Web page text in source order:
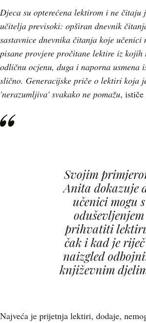
Djeca su opterećena lektirom i ne čitaju
učitelja previsoki: opširan dnevnik
sastavnice dnevnika čitanja koje učenici
pisane provjere pročitane lektire iz kojih
odličnu ocjenu, duga i naporna usmena
slično. Generacijske priče o lektiri koja
'nerazumljiva' svakako ne pomažu,
Svojim
Anita dokazuje
učenici mogu s
oduševljenjem
prihvatiti
čak i kad je
naizgled
književnim
Najveća je prijetnja lektiri, dodaje,